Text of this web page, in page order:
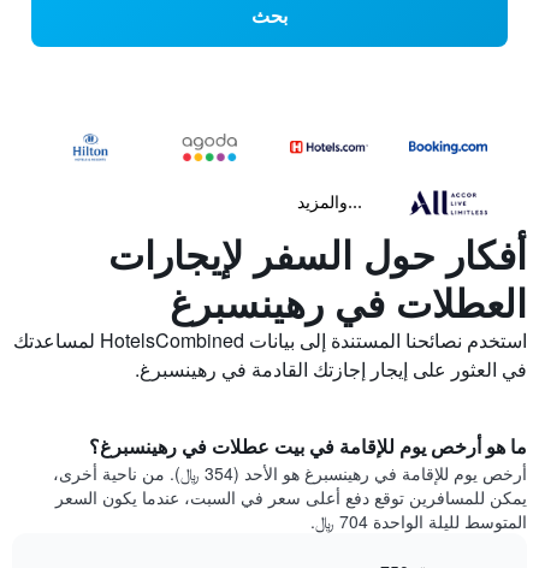
بحث
...والمزيد
أفكار حول السفر لإيجارات
العطلات في رهينسبرغ
استخدم نصائحنا المستندة إلى بيانات HotelsCombined لمساعدتك
في العثور على إيجار إجازتك القادمة في رهينسبرغ.
ما هو أرخص يوم للإقامة في بيت عطلات في رهينسبرغ؟
أرخص يوم للإقامة في رهينسبرغ هو الأحد (354 ﷼). من ناحية أخرى،
يمكن للمسافرين توقع دفع أعلى سعر في السبت، عندما يكون السعر
المتوسط لليلة الواحدة 704 ﷼.